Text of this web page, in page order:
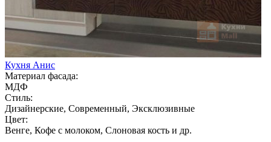
Кухня Анис
Материал фасада:
МДФ
Стиль:
Дизайнерские, Современный, Эксклюзивные
Цвет:
Венге, Кофе с молоком, Слоновая кость и др.